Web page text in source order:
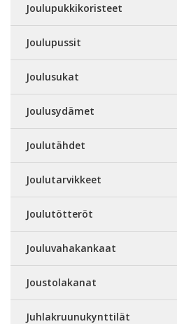
Joulupukkikoristeet
Joulupussit
Joulusukat
Joulusydämet
Joulutähdet
Joulutarvikkeet
Joulutötteröt
Jouluvahakankaat
Joustolakanat
Juhlakruunukynttilät